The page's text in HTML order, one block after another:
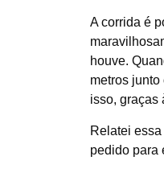
A corrida é
houve.
metros
isso, graças
Relatei
pedido para